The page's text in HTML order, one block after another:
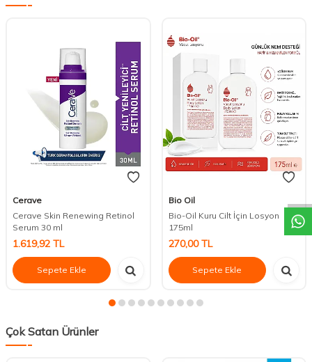
DESTEK
Cerave
Cerave Skin Renewing Retinol
Serum 30 ml
1.619,92 TL
Sepete Ekle
Bio Oil
Bio-Oil Kuru Cilt İçin Losyon
175ml
270,00TL
Sepete Ekle
Çok Satan Ürünler